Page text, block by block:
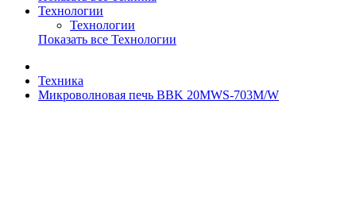
Технологии
Технологии
Показать все Технологии
Техника
Микроволновая печь BBK 20MWS-703M/W